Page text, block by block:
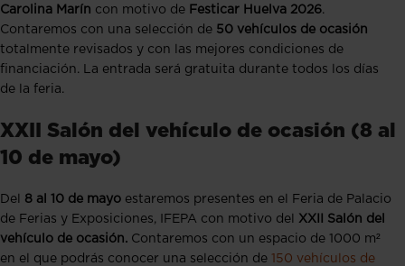
Carolina Marín con motivo de Festicar Huelva 2026.
Contaremos con una selección de 50 vehículos de ocasión
totalmente revisados y con las mejores condiciones de
financiación. La entrada será gratuita durante todos los días
de la feria.
XXII Salón del vehículo de ocasión (8 al
10 de mayo)
Del 8 al 10 de mayo estaremos presentes en el Feria de Palacio
de Ferias y Exposiciones, IFEPA con motivo del XXII Salón del
vehículo de ocasión. Contaremos con un espacio de 1000 m²
en el que podrás conocer una selección de 150 vehículos de